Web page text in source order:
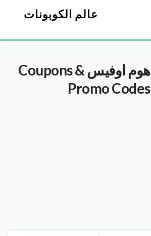
عالم الكوبونات
هوم اوفيس Coupons &
Promo Codes